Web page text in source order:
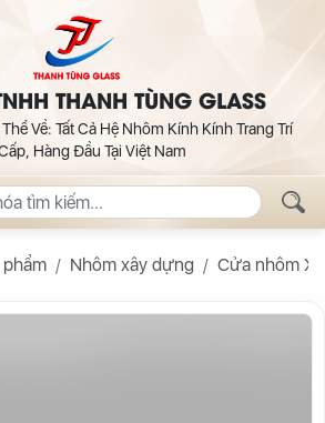
THANH TÙNG GLASS
Về: Tất Cả Hệ Nhôm Kính Kính Trang Trí
Hàng Đầu Tại Việt Nam
phẩm Nhôm xây dựng Cửa nhôm